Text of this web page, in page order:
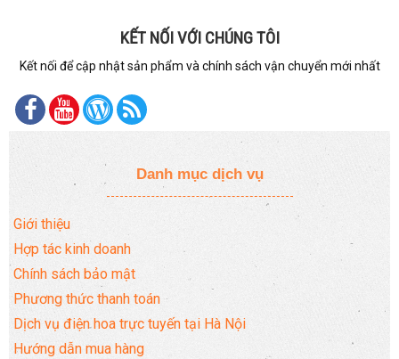
KẾT NỐI VỚI CHÚNG TÔI
Kết nối để cập nhật sản phẩm và chính sách vận chuyển mới nhất
Danh mục dịch vụ
Giới thiệu
Hợp tác kinh doanh
Chính sách bảo mật
Phương thức thanh toán
Dịch vụ điện hoa trực tuyến tại Hà Nội
Hướng dẫn mua hàng